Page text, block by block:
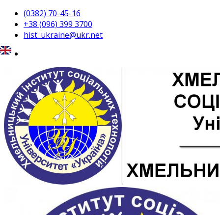
(0382) 70-45-16
+38 (096) 399 3700
hist_ukraine@ukr.net